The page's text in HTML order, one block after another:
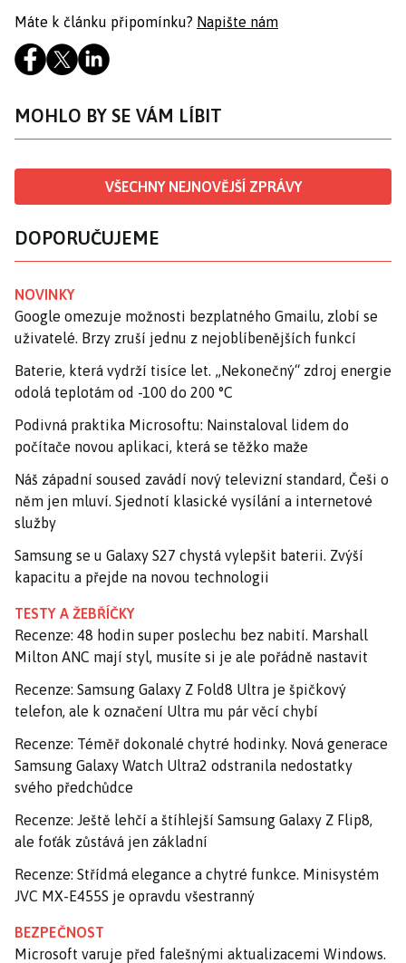
Máte k článku připomínku? Napište nám
MOHLO BY SE VÁM LÍBIT
VŠECHNY NEJNOVĚJŠÍ ZPRÁVY
DOPORUČUJEME
NOVINKY
Google omezuje možnosti bezplatného Gmailu, zlobí se
uživatelé. Brzy zruší jednu z nejoblíbenějších funkcí
Baterie, která vydrží tisíce let. „Nekonečný“ zdroj energie
odolá teplotám od -100 do 200 °C
Podivná praktika Microsoftu: Nainstaloval lidem do
počítače novou aplikaci, která se těžko maže
Náš západní soused zavádí nový televizní standard, Češi o
něm jen mluví. Sjednotí klasické vysílání a internetové
služby
Samsung se u Galaxy S27 chystá vylepšit baterii. Zvýší
kapacitu a přejde na novou technologii
TESTY A ŽEBŘÍČKY
Recenze: 48 hodin super poslechu bez nabití. Marshall
Milton ANC mají styl, musíte si je ale pořádně nastavit
Recenze: Samsung Galaxy Z Fold8 Ultra je špičkový
telefon, ale k označení Ultra mu pár věcí chybí
Recenze: Téměř dokonalé chytré hodinky. Nová generace
Samsung Galaxy Watch Ultra2 odstranila nedostatky
svého předchůdce
Recenze: Ještě lehčí a štíhlejší Samsung Galaxy Z Flip8,
ale foťák zůstává jen základní
Recenze: Střídmá elegance a chytré funkce. Minisystém
JVC MX-E455S je opravdu všestranný
BEZPEČNOST
Microsoft varuje před falešnými aktualizacemi Windows.